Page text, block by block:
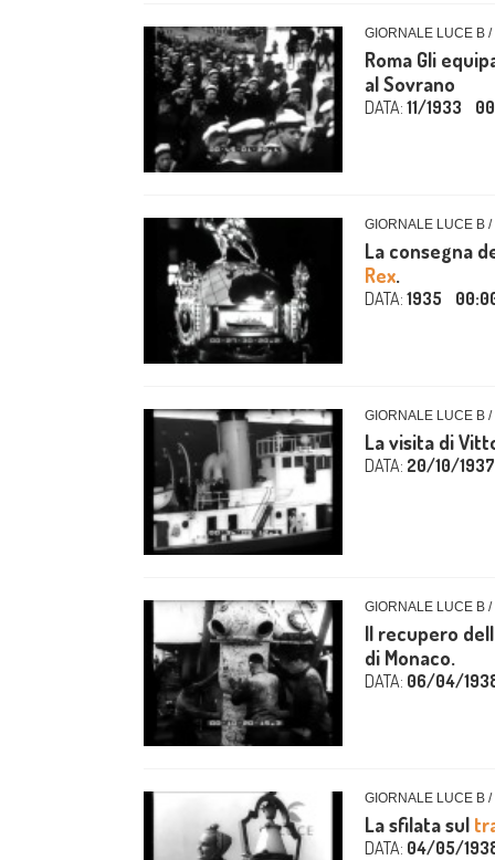
GIORNALE LUCE B
Roma Gli
al Sovrano
DATA: 11/1933
GIORNALE LUCE B
La consegna
Rex.
DATA: 1935
GIORNALE LUCE B /
La visita di
DATA: 20/10/1937
GIORNALE LUCE B
Il recupero
di Monaco.
DATA: 06/04/
GIORNALE LUCE B
La sfilata sul
DATA: 04/05/